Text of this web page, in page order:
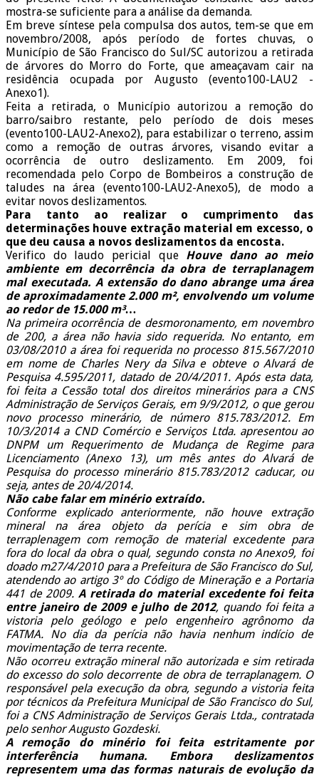
mostra-se suficiente para a análise da demanda.
Em breve síntese pela compulsa dos autos, tem-se que em
novembro/2008, após período de fortes chuvas, o
Município de São Francisco do Sul/SC autorizou a retirada
de árvores do Morro do Forte, que ameaçavam cair na
residência ocupada por Augusto (evento100-LAU2 -
Anexo1).
Feita a retirada, o Município autorizou a remoção do
barro/saibro restante, pelo período de dois meses
(evento100-LAU2-Anexo2), para estabilizar o terreno, assim
como a remoção de outras árvores, visando evitar a
ocorrência de outro deslizamento. Em 2009, foi
recomendada pelo Corpo de Bombeiros a construção de
taludes na área (evento100-LAU2-Anexo5), de modo a
evitar novos deslizamentos.
Para tanto ao realizar o cumprimento das
determinações houve extração material em excesso, o
que deu causa a novos deslizamentos da encosta.
Verifico do laudo pericial que Houve dano ao meio
ambiente em decorrência da obra de terraplanagem
mal executada. A extensão do dano abrange uma área
de aproximadamente 2.000 m², envolvendo um volume
ao redor de 15.000 m³…
Na primeira ocorrência de desmoronamento, em novembro
de 200, a área não havia sido requerida. No entanto, em
03/08/2010 a área foi requerida no processo 815.567/2010
em nome de Charles Nery da Silva e obteve o Alvará de
Pesquisa 4.595/2011, datado de 20/4/2011. Após esta data,
foi feita a Cessão total dos direitos minerários para a CNS
Administração de Serviços Gerais, em 9/9/2012, o que gerou
novo processo minerário, de número 815.783/2012. Em
10/3/2014 a CND Comércio e Serviços Ltda. apresentou ao
DNPM um Requerimento de Mudança de Regime para
Licenciamento (Anexo 13), um mês antes do Alvará de
Pesquisa do processo minerário 815.783/2012 caducar, ou
seja, antes de 20/4/2014.
Não cabe falar em minério extraído.
Conforme explicado anteriormente, não houve extração
mineral na área objeto da perícia e sim obra de
terraplenagem com remoção de material excedente para
fora do local da obra o qual, segundo consta no Anexo9, foi
doado m27/4/2010 para a Prefeitura de São Francisco do Sul,
atendendo ao artigo 3º do Código de Mineração e a Portaria
441 de 2009. A retirada do material excedente foi feita
entre janeiro de 2009 e julho de 2012, quando foi feita a
vistoria pelo geólogo e pelo engenheiro agrônomo da
FATMA. No dia da perícia não havia nenhum indício de
movimentação de terra recente.
Não ocorreu extração mineral não autorizada e sim retirada
do excesso do solo decorrente de obra de terraplanagem. O
responsável pela execução da obra, segundo a vistoria feita
por técnicos da Prefeitura Municipal de São Francisco do Sul,
foi a CNS Administração de Serviços Gerais Ltda., contratada
pelo senhor Augusto Gozdeski.
A remoção do minério foi feita estritamente por
interferência humana. Embora deslizamentos
representem uma das formas naturais de evolução da